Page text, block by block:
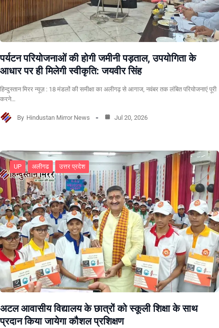
पर्यटन परियोजनाओं की होगी जमीनी पड़ताल, उपयोगिता के
आधार पर ही मिलेगी स्वीकृति: जयवीर सिंह
हिन्दुस्तान मिरर न्यूज़ : 18 मंडलों की समीक्षा का अलीगढ़ से आगाज, नवंबर तक लंबित परियोजनाएं पूरी
करने…
By Hindustan Mirror News Jul 20, 2026
UP अलीगढ उत्तर प्रदेश
अटल आवासीय विद्यालय के छात्रों को स्कूली शिक्षा के साथ
प्रदान किया जायेगा कौशल प्रशिक्षण